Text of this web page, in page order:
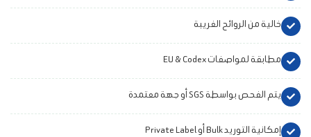
خالية من الروائح الغريبة
مطابقة لمواصفات EU & Codex
يتم الفحص بواسطة SGS أو جهة معتمدة
إمكانية التوريد Bulk أو Private Label